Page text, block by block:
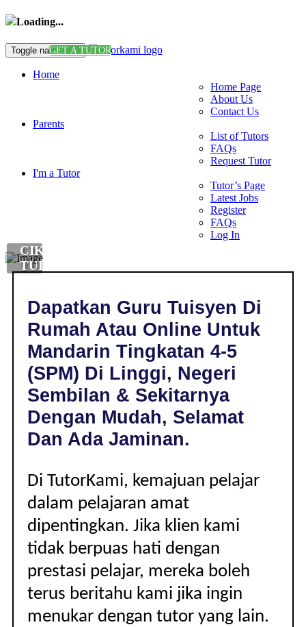
Loading...
Toggle navigationGET A TUTOR
Home
Home Page
About Us
Contact Us
Parents
List of Tutors
FAQs
Request Tutor
I'm a Tutor
Tutor’s Page
Latest Jobs
Register
FAQs
Log In
CIKGU
TUISYEN
LINGGI,
NEGERI
SEMBILAN
TINGKATAN
4-
(SPM)
Dapatkan Guru Tuisyen Di
Rumah Atau Online Untuk
Mandarin Tingkatan 4-5
(SPM) Di Linggi, Negeri
Sembilan & Sekitarnya
Dengan Mudah, Selamat
Dan Ada Jaminan.
Di TutorKami, kemajuan pelajar
dalam pelajaran amat
dipentingkan. Jika klien kami
tidak berpuas hati dengan
prestasi pelajar, mereka boleh
terus beritahu kami jika ingin
menukar dengan tutor yang lain.